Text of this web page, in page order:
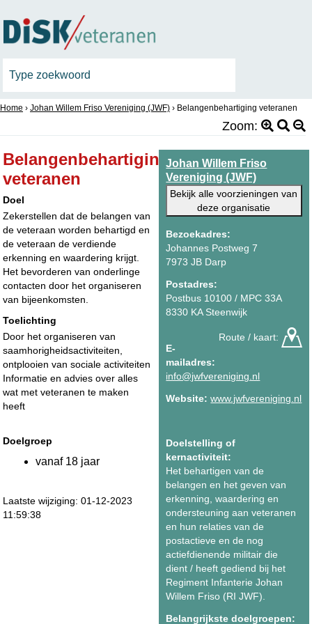
Home › Johan Willem Friso Vereniging (JWF) › Belangenbehartiging veteranen
Zoom:
Belangenbehartiging
veteranen
Doel
Zekerstellen dat de belangen van
de veteraan worden behartigd en
de veteraan de verdiende
erkenning en waardering krijgt.
Het bevorderen van onderlinge
contacten door het organiseren
van bijeenkomsten.
Toelichting
Door het organiseren van
saamhorigheidsactiviteiten,
ontplooien van sociale activiteiten
Informatie en advies over alles
wat met veteranen te maken
heeft
Doelgroep
vanaf 18 jaar
Laatste wijziging: 01-12-2023
11:59:38
Johan Willem Friso
Vereniging (JWF)
Bekijk alle voorzieningen van
deze organisatie
Bezoekadres:
Johannes Postweg 7
7973 JB Darp
Postadres:
Postbus 10100 / MPC 33A
8330 KA Steenwijk
Route / kaart:
E-
mailadres:
info@jwfvereniging.nl
Website: www.jwfvereniging.nl
Doelstelling of
kernactiviteit:
Het behartigen van de
belangen en het geven van
erkenning, waardering en
ondersteuning aan veteranen
en hun relaties van de
postactieve en de nog
actiefdienende militair die
dient / heeft gediend bij het
Regiment Infanterie Johan
Willem Friso (RI JWF).
Belangrijkste doelgroepen: